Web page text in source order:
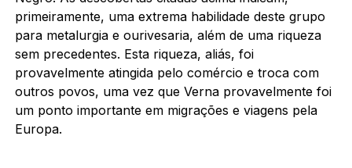
primeiramente, uma extrema habilidade deste grupo
para metalurgia e ourivesaria, além de uma riqueza
sem precedentes. Esta riqueza, aliás, foi
provavelmente atingida pelo comércio e troca com
outros povos, uma vez que Verna provavelmente foi
um ponto importante em migrações e viagens pela
Europa.